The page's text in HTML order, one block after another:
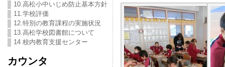
10.高松小中いじめ防止基本方針
11.学校評価
12.特別の教育課程の実施状況
13.高松学校図書館について
14 校内教育支援センター
カウンタ